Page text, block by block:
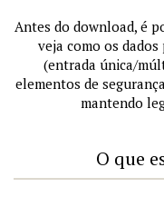
Antes do download, é
veja como os
(entrada única/
elementos de
mantendo
O que